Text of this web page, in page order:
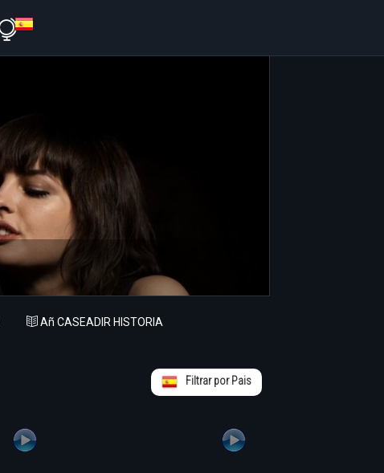
Añ CASEADIR HISTORIA
Filtrar por Pais